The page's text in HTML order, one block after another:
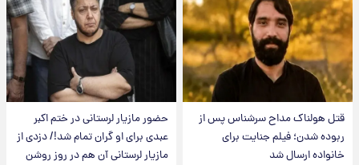
قتل هولناک مداح سرشناس پس از
ربوده شدن؛ فیلم جنایت برای
خانواده ارسال شد
حضور مازیار لرستانی در ختم اکبر
عبدی برای او گران تمام شد!/ دزدی از
مازیار لرستانی آن هم در روز روشن